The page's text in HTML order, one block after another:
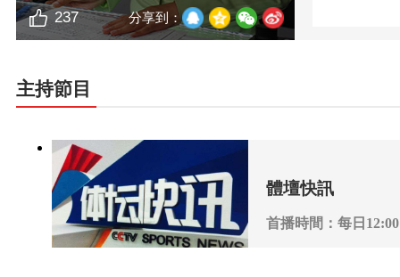
237 分享到：
主持節目
體壇快訊
首播時間：每日12:00